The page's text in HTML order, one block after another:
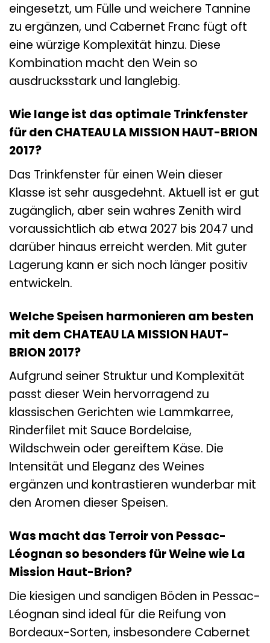
eingesetzt, um Fülle und weichere Tannine
zu ergänzen, und Cabernet Franc fügt oft
eine würzige Komplexität hinzu. Diese
Kombination macht den Wein so
ausdrucksstark und langlebig.
Wie lange ist das optimale Trinkfenster
für den CHATEAU LA MISSION HAUT-BRION
2017?
Das Trinkfenster für einen Wein dieser
Klasse ist sehr ausgedehnt. Aktuell ist er gut
zugänglich, aber sein wahres Zenith wird
voraussichtlich ab etwa 2027 bis 2047 und
darüber hinaus erreicht werden. Mit guter
Lagerung kann er sich noch länger positiv
entwickeln.
Welche Speisen harmonieren am besten
mit dem CHATEAU LA MISSION HAUT-
BRION 2017?
Aufgrund seiner Struktur und Komplexität
passt dieser Wein hervorragend zu
klassischen Gerichten wie Lammkarree,
Rinderfilet mit Sauce Bordelaise,
Wildschwein oder gereiftem Käse. Die
Intensität und Eleganz des Weines
ergänzen und kontrastieren wunderbar mit
den Aromen dieser Speisen.
Was macht das Terroir von Pessac-
Léognan so besonders für Weine wie La
Mission Haut-Brion?
Die kiesigen und sandigen Böden in Pessac-
Léognan sind ideal für die Reifung von
Bordeaux-Sorten, insbesondere Cabernet